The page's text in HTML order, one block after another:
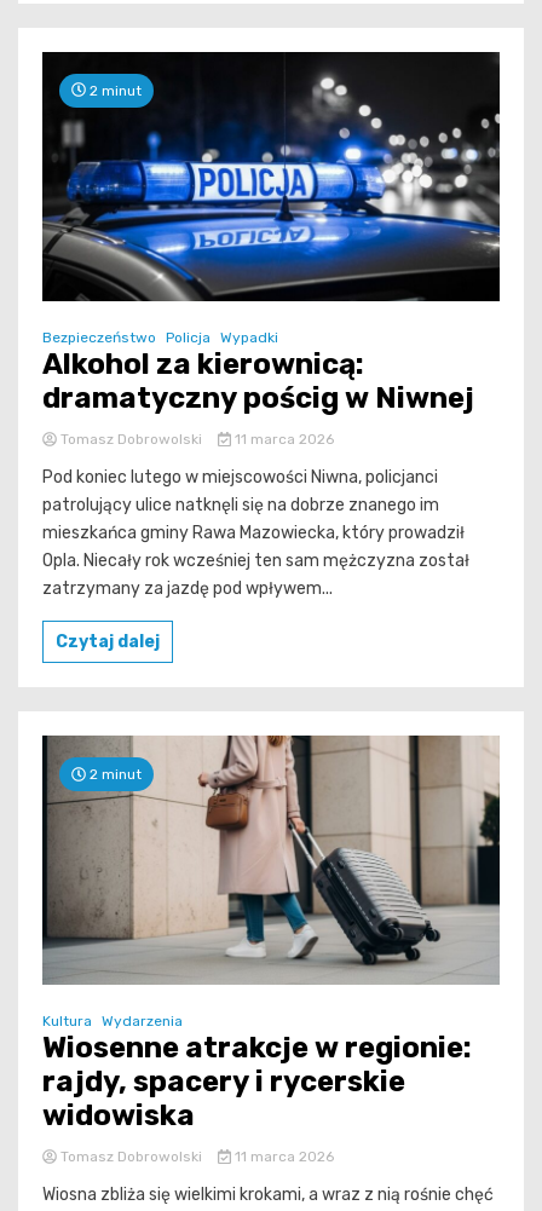
2 minut
Bezpieczeństwo Policja Wypadki
Alkohol za kierownicą:
dramatyczny pościg w Niwnej
Tomasz Dobrowolski 11 marca 2026
Pod koniec lutego w miejscowości Niwna, policjanci
patrolujący ulice natknęli się na dobrze znanego im
mieszkańca gminy Rawa Mazowiecka, który prowadził
Opla. Niecały rok wcześniej ten sam mężczyzna został
zatrzymany za jazdę pod wpływem...
Czytaj dalej
2 minut
Kultura Wydarzenia
Wiosenne atrakcje w regionie:
rajdy, spacery i rycerskie
widowiska
Tomasz Dobrowolski 11 marca 2026
Wiosna zbliża się wielkimi krokami, a wraz z nią rośnie chęć